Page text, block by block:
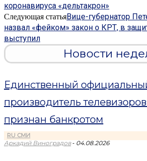
коронавируса «дельтакрон»
Следующая статьяВице-губернатор
назвал «фейком» закон о КРТ, в
выступил
Новости
Единственный
производитель
признан банкротом
RU СМИ
Аркадий Виноградов - 04.08.2026